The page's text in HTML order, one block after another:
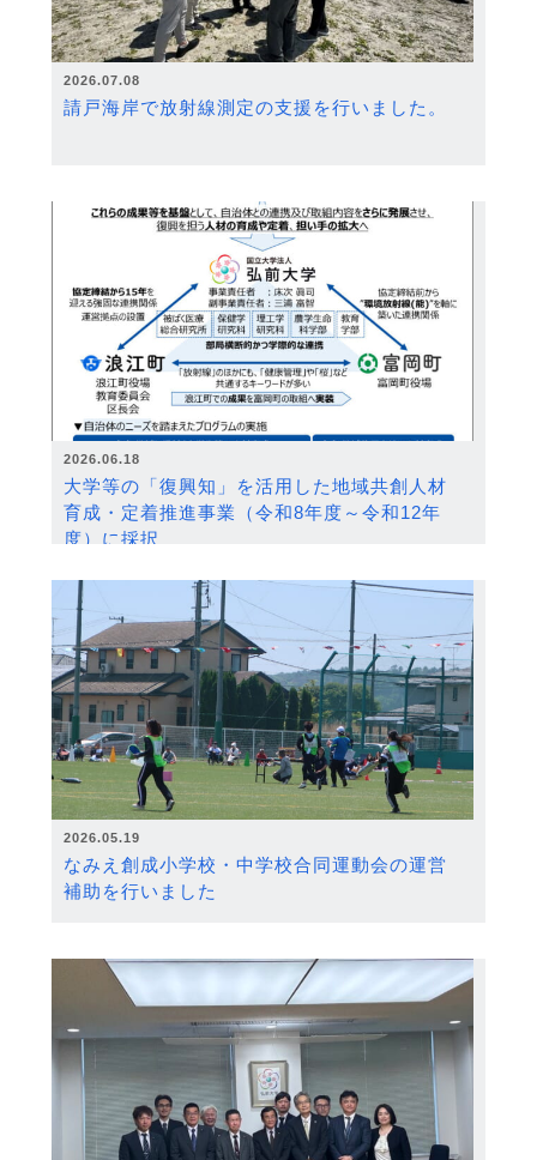
2026.07.08
請戸海岸で放射線測定の支援を行いました。
2026.06.18
大学等の「復興知」を活用した地域共創人材
育成・定着推進事業（令和8年度～令和12年
度）に採択
2026.05.19
なみえ創成小学校・中学校合同運動会の運営
補助を行いました